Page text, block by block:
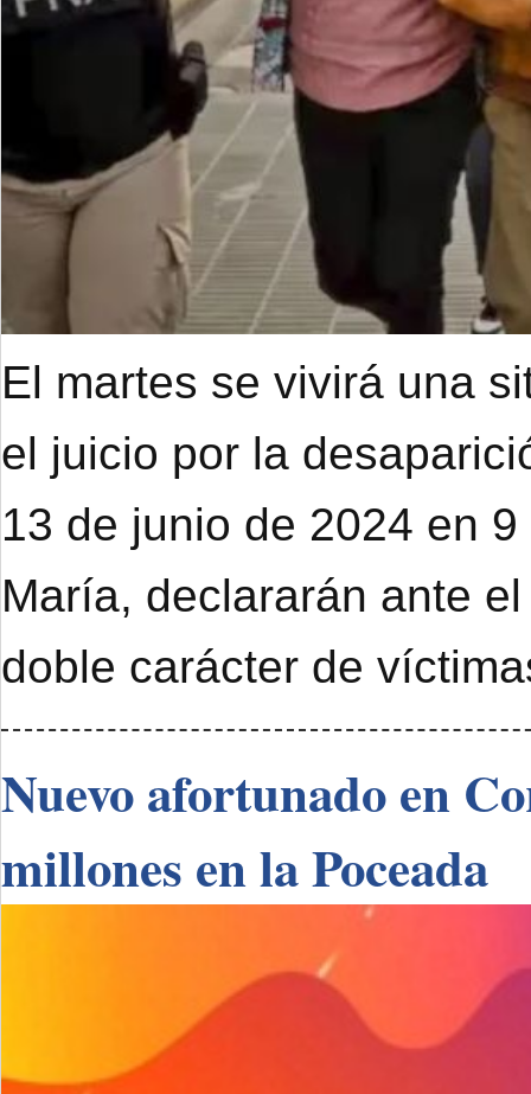
El martes se vivirá una
el juicio por la
13 de junio de 2024 en
María, declararán ante
doble carácter de
Nuevo afortunado en
millones en la Poceada